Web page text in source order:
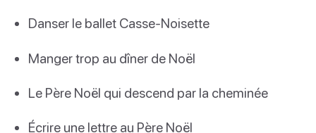
Danser le ballet Casse-Noisette
Manger trop au dîner de Noël
Le Père Noël qui descend par la cheminée
Écrire une lettre au Père Noël